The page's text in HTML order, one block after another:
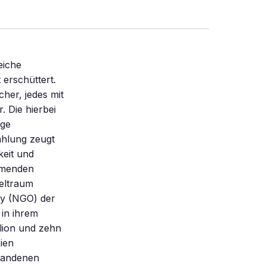
sind, überhaupt ein solches Ereignis zu messen – das ein Beben der Raumzeit auslösen würde, wie es Einstein formulierte. Nach einer Studie mit dem Weltraumteleskop Hubble kam Jennifer Lotz vom Space Telescope Science Institute in Baltimore 2011 zu dem Ergebnis, dass große Galaxien wie die Milchstraße in den letzten neun Milliarden Jahren im Durchschnitt einmal mit einer vergleichbar großen Galaxie verschmolzen sind. Zu Kollisionen mit Zwerggalaxien kam es rund drei Mal so oft. Im jungen Universum geschah das wesentlich häufi